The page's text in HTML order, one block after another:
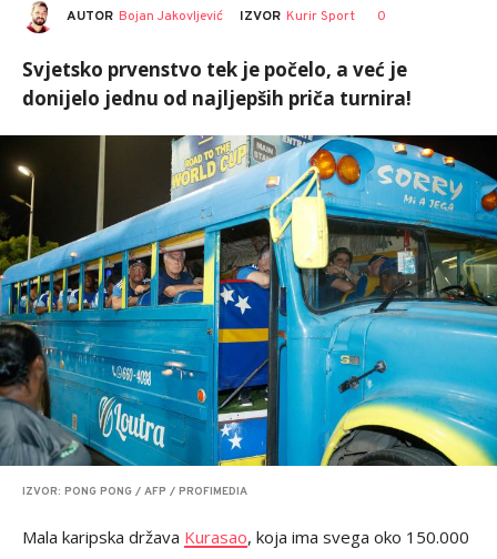
AUTOR Bojan Jakovljević IZVOR Kurir Sport 0
Svjetsko prvenstvo tek je počelo, a već je
donijelo jednu od najljepših priča turnira!
IZVOR: PONG PONG / AFP / PROFIMEDIA
Mala karipska država Kurasao, koja ima svega oko 150.000